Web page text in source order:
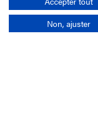
Non, ajuster